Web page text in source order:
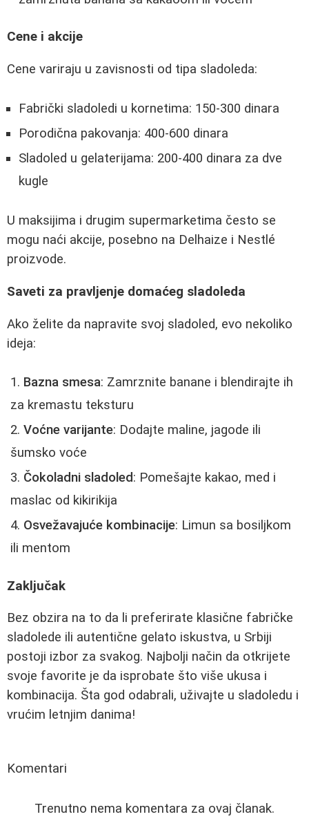
Cene i akcije
Cene variraju u zavisnosti od tipa sladoleda:
Fabrički sladoledi u kornetima: 150-300 dinara
Porodična pakovanja: 400-600 dinara
Sladoled u gelaterijama: 200-400 dinara za dve
kugle
U maksijima i drugim supermarketima često se
mogu naći akcije, posebno na Delhaize i Nestlé
proizvode.
Saveti za pravljenje domaćeg sladoleda
Ako želite da napravite svoj sladoled, evo nekoliko
ideja:
Bazna smesa: Zamrznite banane i blendirajte ih
za kremastu teksturu
Voćne varijante: Dodajte maline, jagode ili
šumsko voće
Čokoladni sladoled: Pomešajte kakao, med i
maslac od kikirikija
Osvežavajuće kombinacije: Limun sa bosiljkom
ili mentom
Zaključak
Bez obzira na to da li preferirate klasične fabričke
sladolede ili autentične gelato iskustva, u Srbiji
postoji izbor za svakog. Najbolji način da otkrijete
svoje favorite je da isprobate što više ukusa i
kombinacija. Šta god odabrali, uživajte u sladoledu i
vrućim letnjim danima!
Komentari
Trenutno nema komentara za ovaj članak.